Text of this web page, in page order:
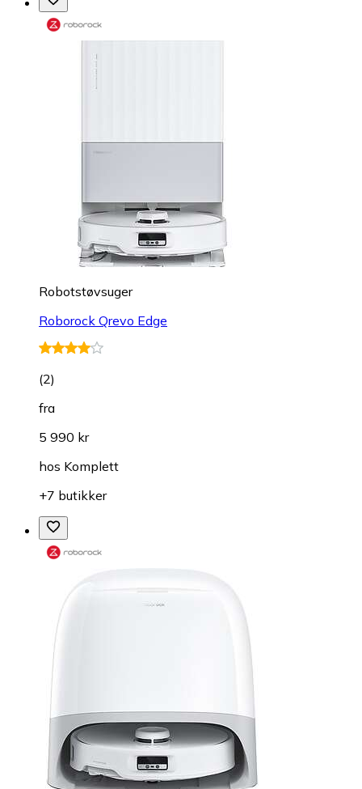
Robotstøvsuger
Roborock Qrevo Edge
(2)
fra
5 990 kr
hos Komplett
+7 butikker